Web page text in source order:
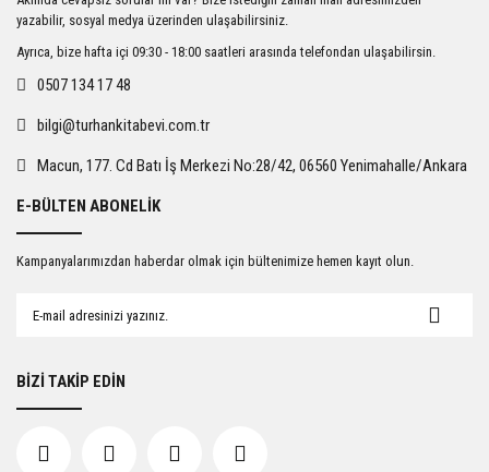
Ürün açıklamasında eksik bilgiler bulunuyor.
Ürün bilgilerinde hatalar bulunuyor.
Ürün fiyatı diğer sitelerden daha pahalı.
Gönder
yazabilir, sosyal medya üzerinden ulaşabilirsiniz.
Ayrıca, bize hafta içi 09:30 - 18:00 saatleri arasında telefondan ulaşabilirsin.
0507 134 17 48
bilgi@turhankitabevi.com.tr
Macun, 177. Cd Batı İş Merkezi No:28/42, 06560 Yenimahalle/Ankara
E-BÜLTEN ABONELİK
Kampanyalarımızdan haberdar olmak için bültenimize hemen kayıt olun.
BİZİ TAKİP EDİN